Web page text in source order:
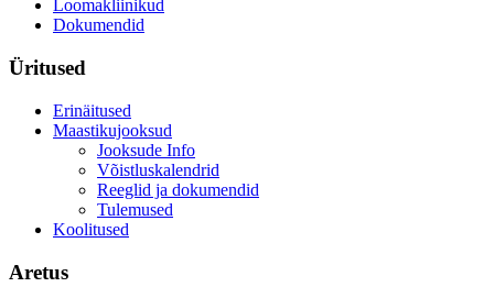
Loomakliinikud
Dokumendid
Üritused
Erinäitused
Maastikujooksud
Jooksude Info
Võistluskalendrid
Reeglid ja dokumendid
Tulemused
Koolitused
Aretus